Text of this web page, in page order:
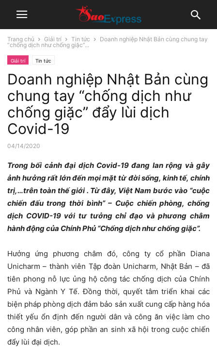
Trang chủ Giải trí Tin tức
Doanh nghiệp Nhật Bản cùng chung tay
“chống dịch như chống giặc”...
Giải trí Tin tức
Doanh nghiệp Nhật Bản cùng
chung tay “chống dịch như
chống giặc” đẩy lùi dịch
Covid-19
04/14/2020
Trong bối cảnh đại dịch Covid-19 đang lan rộng và gây
ảnh hưởng rất lớn đến mọi mặt từ đời sống, kinh tế, chính
trị,…trên toàn thế giới . Từ đây, Việt Nam bước vào “cuộc
chiến đấu trong thời bình” – Cuộc chiến phòng, chống
dịch COVID-19 với tư tưởng chỉ đạo và phương châm
hành động của Chính Phủ “Chống dịch như chống giặc”.
Hưởng ứng phương châm đó, công ty cổ phần Diana
Unicharm – thành viên Tập đoàn Unicharm, Nhật Bản – đã
tiên phong nỗ lực ủng hộ công tác chống dịch của Chính
Phủ và Ngành Y Tế. Đồng thời, quyết tâm triển khai các
biện pháp phòng dịch đảm bảo sản xuất cung cấp hàng hóa
thiết yếu ổn định đến người dân và công ăn việc làm cho
công nhân viên, góp phần an sinh xã hội trong cuộc chiến
đẩy lùi đại dịch.